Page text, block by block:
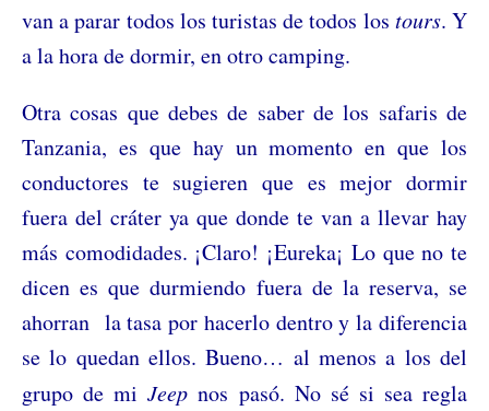
van a parar todos los turistas de todos los tours. Y
a la hora de dormir, en otro camping.
Otra cosas que debes de saber de los safaris de
Tanzania, es que hay un momento en que los
conductores te sugieren que es mejor dormir
fuera del cráter ya que donde te van a llevar hay
más comodidades. ¡Claro! ¡Eureka¡ Lo que no te
dicen es que durmiendo fuera de la reserva, se
ahorran la tasa por hacerlo dentro y la diferencia
se lo quedan ellos. Bueno… al menos a los del
grupo de miJeep nos pasó. No sé si sea regla